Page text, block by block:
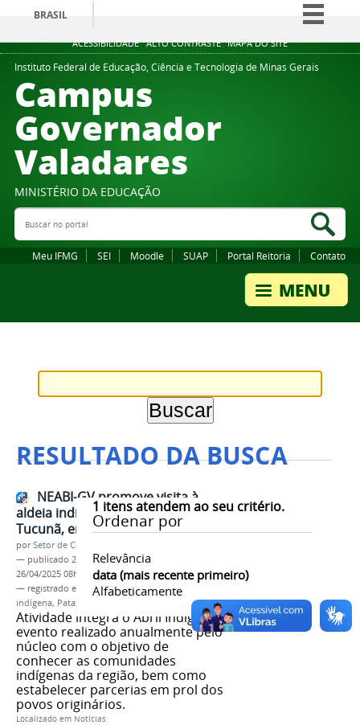
ACESSIBILIDADE ALTO CONTRASTE MAPA DO SITE
BRASIL
Simplifique!
Comunica BR
Instituto Federal de Educação, Ciência e Tecnologia de Minas Gerais
Campus
Governador
Valadares
MINISTÉRIO DA EDUCAÇÃO
Buscar no portal
Meu IFMG SEI Moodle SUAP Portal Reitoria Contato
RESULTADO DA BUSCA
1 itens atendem ao seu critério.
Ordenar por
Relevância
data (mais recente primeiro)
Alfabeticamente
NEABI-GV promove visita à
aldeia indígena Pataxó Geru
Tucunã, em Açucena
porSetor de Comunicação
— publicado 25/04/2025—última modificação
26/04/2025 08h30
— registrado em:
NEABI IFMG-GV,visita,
indígena, Pataxó Geru Tucunã
Atividade integra o Abril Indígena,
evento realizado anualmente pelo
núcleo com o objetivo de
conhecer as comunidades
indígenas da região, bem como
estabelecer parcerias em prol dos
povos originários.
Localizado em Notícias